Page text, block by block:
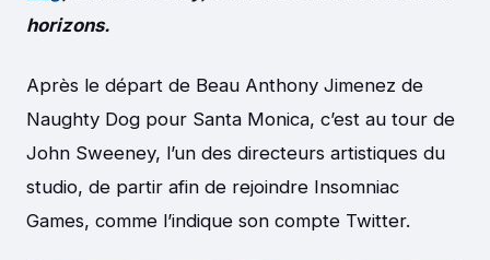
horizons.
Après le départ de Beau Anthony Jimenez de
Naughty Dog pour Santa Monica, c’est au tour de
John Sweeney, l’un des directeurs artistiques du
studio, de partir afin de rejoindre Insomniac
Games, comme l’indique son compte Twitter.